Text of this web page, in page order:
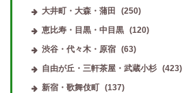
大井町・大森・蒲田
(250)
恵比寿・目黒・中目黒
(120)
渋谷・代々木・原宿
(63)
自由が丘・三軒茶屋・武蔵小杉
(423)
新宿・歌舞伎町
(137)